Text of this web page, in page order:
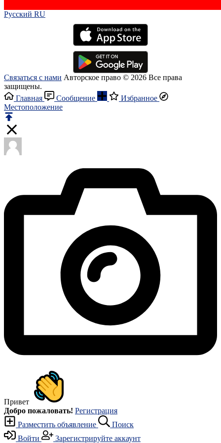
Русский RU‎
Связаться с нами Авторское право © 2026 Все права
защищены.
Главная
Сообщение
Избранное
Местоположение
Привет
Добро пожаловать! Регистрация
Разместить объявление
Поиск
Войти
Зарегистрируйте аккаунт